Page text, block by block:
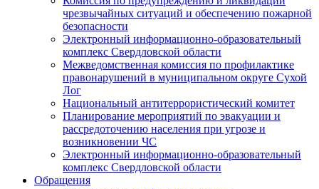
чрезвычайных ситуаций и обеспечению пожарной
безопасности
Электронный информационно-образовательный
комплекс Cвердловской области
Межведомственная комиссия по профилактике
правонарушений в муниципальном округе Сухой
Лог
Национальный антитеррористический комитет
Планирование мероприятий по эвакуации и
рассредоточению населения при угрозе и
возникновении ЧС
Электронный информационно-образовательный
комплекс Свердловской области
Обращения